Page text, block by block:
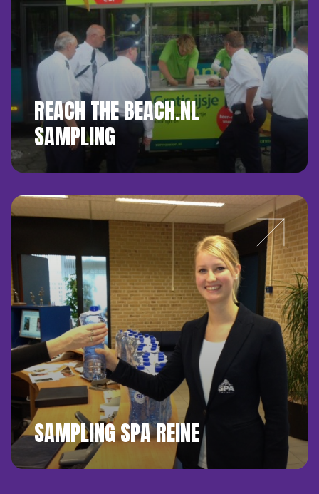
REACH THE BEACH.NL
SAMPLING
SAMPLING SPA REINE